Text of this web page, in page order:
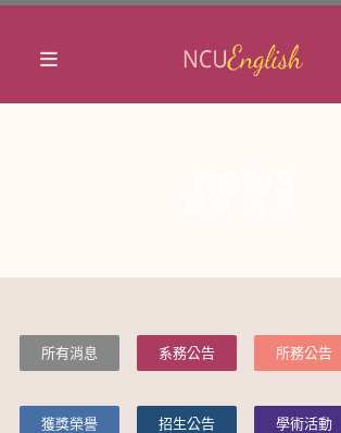
所有消息 系務公告
所務公告
獲獎榮譽 招生公告 學術活動